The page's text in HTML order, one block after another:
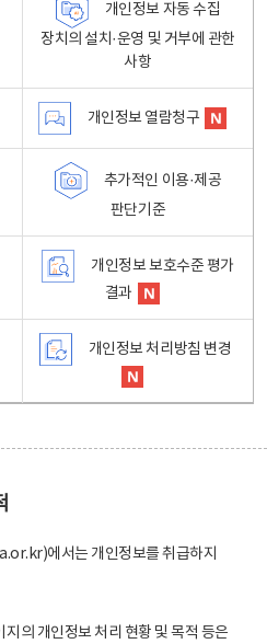
개인정보 자동 수집
장치의 설치·운영 및 거부에 관한
사항
개인정보 열람청구
추가적인 이용·제공
판단기준
개인정보 보호수준 평가
결과
개인정보 처리방침 변경
에서는 개인정보를 취급하지
의 개인정보 처리 현황 및 목적 등은